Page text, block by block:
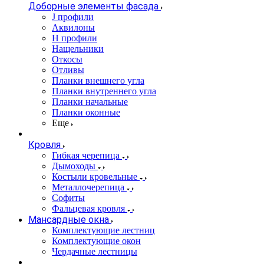
Доборные элементы фасада
J профили
Аквилоны
Н профили
Нащельники
Откосы
Отливы
Планки внешнего угла
Планки внутреннего угла
Планки начальные
Планки оконные
Еще
Кровля
Гибкая черепица
Дымоходы
Костыли кровельные
Металлочерепица
Софиты
Фальцевая кровля
Мансардные окна
Комплектующие лестниц
Комплектующие окон
Чердачные лестницы